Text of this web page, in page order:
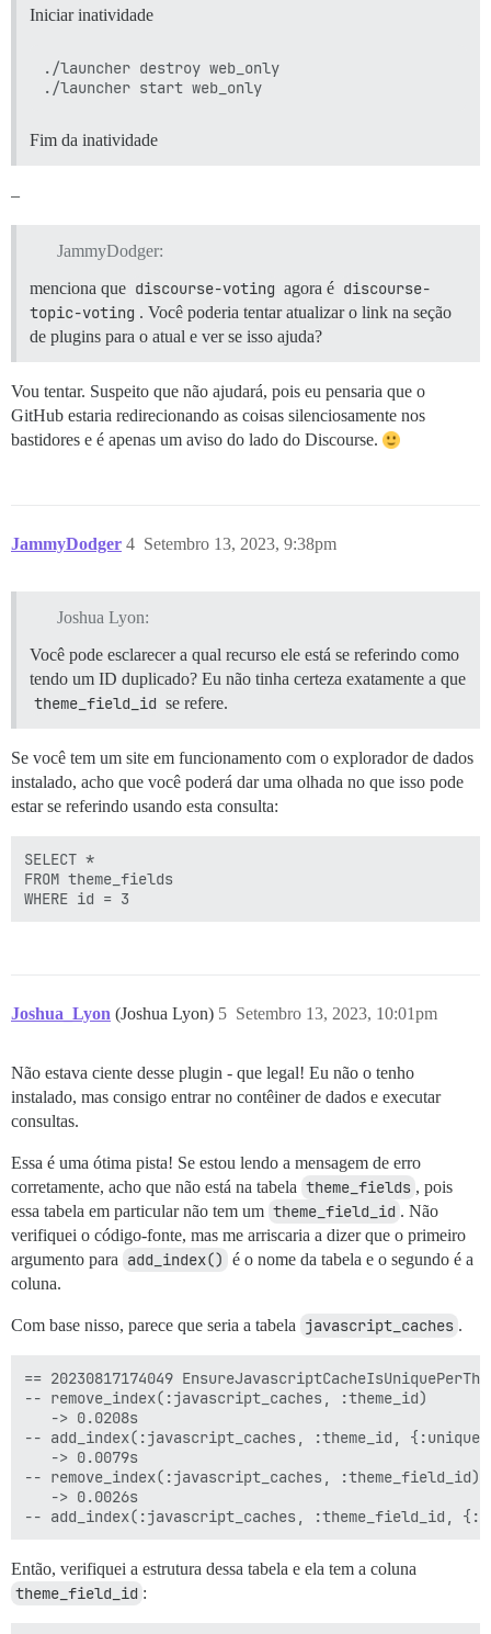
Iniciar inatividade
./launcher destroy web_only
Fim da inatividade
–
JammyDodger:
menciona que discourse-voting agora é discourse-
topic-voting . Você poderia tentar atualizar o link na seção
de plugins para o atual e ver se isso ajuda?
Vou tentar. Suspeito que não ajudará, pois eu pensaria que o
GitHub estaria redirecionando as coisas silenciosamente nos
bastidores e é apenas um aviso do lado do Discourse.
JammyDodger Setembro 13, 2023, 9:38pm
4
Joshua Lyon:
Você pode esclarecer a qual recurso ele está se referindo como
tendo um ID duplicado? Eu não tinha certeza exatamente a que
theme_field_id se refere.
Se você tem um site em funcionamento com o explorador de dados
instalado, acho que você poderá dar uma olhada no que isso pode
estar se referindo usando esta consulta:
SELECT *
FROM theme_fields
Joshua_Lyon (Joshua Lyon) Setembro 13, 2023, 10:01pm
5
Não estava ciente desse plugin - que legal! Eu não o tenho
instalado, mas consigo entrar no contêiner de dados e executar
consultas.
Essa é uma ótima pista! Se estou lendo a mensagem de erro
corretamente, acho que não está na tabela theme_fields , pois
essa tabela em particular não tem um theme_field_id . Não
verifiquei o código-fonte, mas me arriscaria a dizer que o primeiro
argumento para add_index() é o nome da tabela e o segundo é a
coluna.
Com base nisso, parece que seria a tabela javascript_caches .
== 20230817174049
-- remove_index(:javascript_caches, :theme_id)
   -> 0.0208s
-- add_index(:javascript_caches, :theme_id,
   -> 0.0079s
-- remove_index(:javascript_caches, :theme_field_id)
   -> 0.0026s
Então, verifiquei a estrutura dessa tabela e ela tem a coluna
theme_field_id :